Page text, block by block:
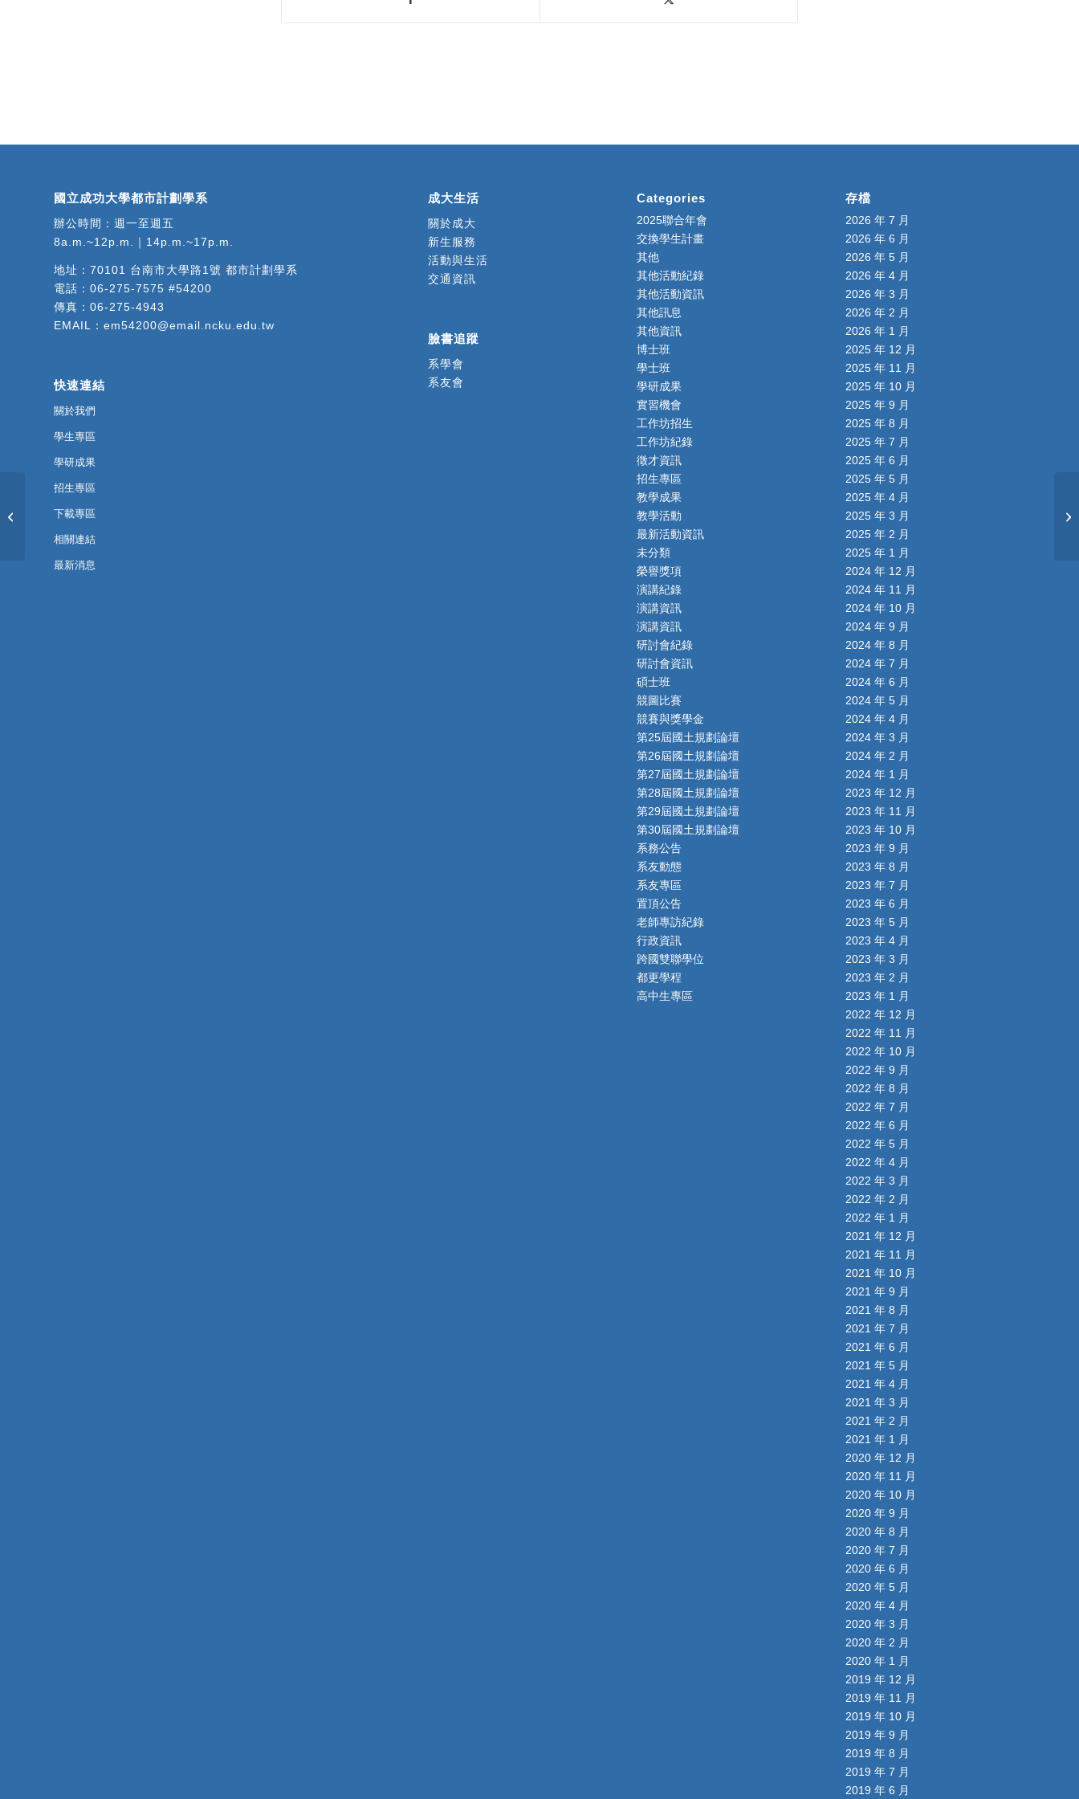
國立成功大學都市計劃學系
辦公時間：週一至週五
8a.m.~12p.m.｜14p.m.~17p.m.
地址： 70101 台南市大學路1號 都市計劃學系
電話： 06-275-7575 #54200
傳真：06-275-4943
EMAIL： em54200@email.ncku.edu.tw
快速連結
關於我們
學生專區
學研成果
招生專區
下載專區
相關連結
最新消息
成大生活
關於成大
新生服務
活動與生活
交通資訊
臉書追蹤
系學會
系友會
Categories
2025聯合年會
交換學生計畫
其他
其他活動紀錄
其他活動資訊
其他訊息
其他資訊
博士班
學士班
學研成果
實習機會
工作坊招生
工作坊紀錄
徵才資訊
招生專區
教學成果
教學活動
最新活動資訊
未分類
榮譽獎項
演講紀錄
演講資訊
演講資訊
研討會紀錄
研討會資訊
碩士班
競圖比賽
競賽與獎學金
第25屆國土規劃論壇
第26屆國土規劃論壇
第27屆國土規劃論壇
第28屆國土規劃論壇
第29屆國土規劃論壇
第30屆國土規劃論壇
系務公告
系友動態
系友專區
置頂公告
老師專訪紀錄
行政資訊
跨國雙聯學位
都更學程
高中生專區
存檔
2026 年 7 月
2026 年 6 月
2026 年 5 月
2026 年 4 月
2026 年 3 月
2026 年 2 月
2026 年 1 月
2025 年 12 月
2025 年 11 月
2025 年 10 月
2025 年 9 月
2025 年 8 月
2025 年 7 月
2025 年 6 月
2025 年 5 月
2025 年 4 月
2025 年 3 月
2025 年 2 月
2025 年 1 月
2024 年 12 月
2024 年 11 月
2024 年 10 月
2024 年 9 月
2024 年 8 月
2024 年 7 月
2024 年 6 月
2024 年 5 月
2024 年 4 月
2024 年 3 月
2024 年 2 月
2024 年 1 月
2023 年 12 月
2023 年 11 月
2023 年 10 月
2023 年 9 月
2023 年 8 月
2023 年 7 月
2023 年 6 月
2023 年 5 月
2023 年 4 月
2023 年 3 月
2023 年 2 月
2023 年 1 月
2022 年 12 月
2022 年 11 月
2022 年 10 月
2022 年 9 月
2022 年 8 月
2022 年 7 月
2022 年 6 月
2022 年 5 月
2022 年 4 月
2022 年 3 月
2022 年 2 月
2022 年 1 月
2021 年 12 月
2021 年 11 月
2021 年 10 月
2021 年 9 月
2021 年 8 月
2021 年 7 月
2021 年 6 月
2021 年 5 月
2021 年 4 月
2021 年 3 月
2021 年 2 月
2021 年 1 月
2020 年 12 月
2020 年 11 月
2020 年 10 月
2020 年 9 月
2020 年 8 月
2020 年 7 月
2020 年 6 月
2020 年 5 月
2020 年 4 月
2020 年 3 月
2020 年 2 月
2020 年 1 月
2019 年 12 月
2019 年 11 月
2019 年 10 月
2019 年 9 月
2019 年 8 月
2019 年 7 月
2019 年 6 月
【招生】113學年度博士